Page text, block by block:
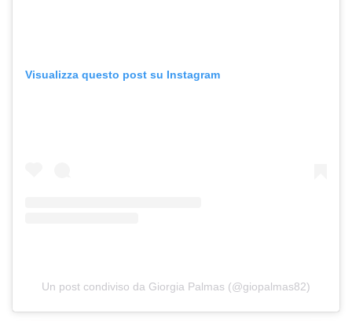
Visualizza questo post su Instagram
Un post condiviso da Giorgia Palmas (@giopalmas82)